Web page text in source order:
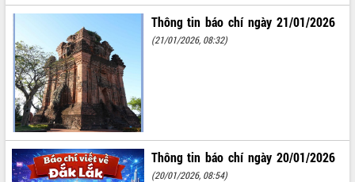
UBND CÁC XÃ, PHƯỜNG
THÔNG TIN CHỈ ĐẠO ĐIỀU HÀNH
HỆ THỐNG VĂN BẢN
VĂN BẢN HĐND TỈNH
ĐIỂM TIN VĂN BẢN
QUY HOẠCH - KẾ HOẠCH
Thông tin báo chí ngày 21/01/2026
(21/01/2026, 08:32)
Thông tin báo chí ngày 20/01/2026
(20/01/2026, 08:54)